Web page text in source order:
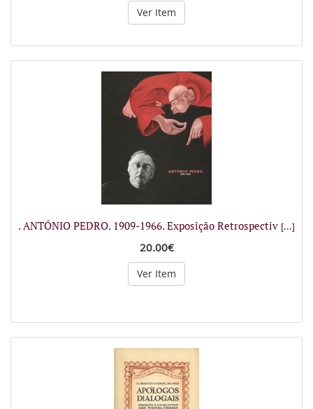
Ver Item
. ANTÓNIO PEDRO. 1909-1966. Exposição Retrospectiv [...]
20.00€
Ver Item